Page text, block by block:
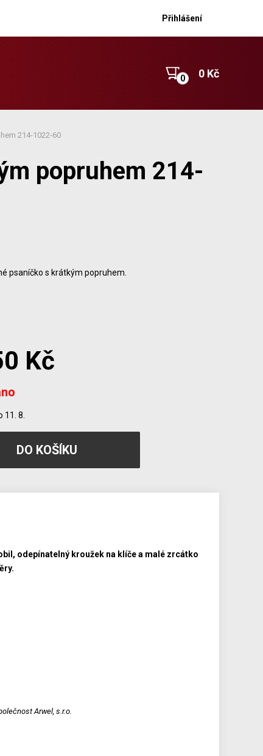
Přihlášení
0 Kč
214-1022-60
popruhem 214-
psaníčko s krátkým popruhem.
Kč
11. 8.
odepínatelný kroužek na klíče a malé zrcátko
Arwel, s.r.o.